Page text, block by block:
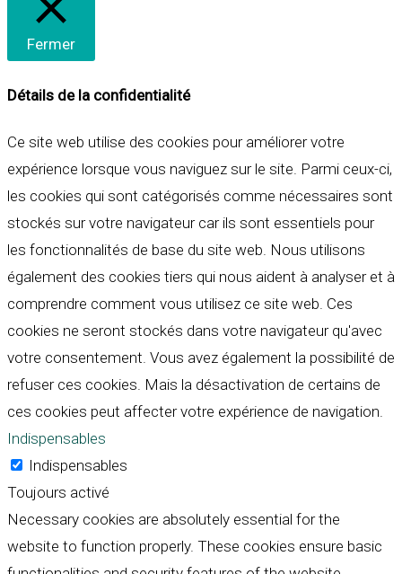
Fermer
Détails de la confidentialité
Ce site web utilise des cookies pour améliorer votre
expérience lorsque vous naviguez sur le site. Parmi ceux-ci,
les cookies qui sont catégorisés comme nécessaires sont
stockés sur votre navigateur car ils sont essentiels pour
les fonctionnalités de base du site web. Nous utilisons
également des cookies tiers qui nous aident à analyser et à
comprendre comment vous utilisez ce site web. Ces
cookies ne seront stockés dans votre navigateur qu'avec
votre consentement. Vous avez également la possibilité de
refuser ces cookies. Mais la désactivation de certains de
ces cookies peut affecter votre expérience de navigation.
Indispensables
Indispensables
Toujours activé
Necessary cookies are absolutely essential for the
website to function properly. These cookies ensure basic